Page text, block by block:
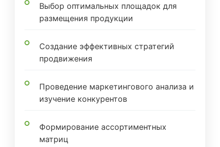
Выбор оптимальных площадок для
размещения продукции
Создание эффективных стратегий
продвижения
Проведение маркетингового анализа и
изучение конкурентов
Формирование ассортиментных
матриц